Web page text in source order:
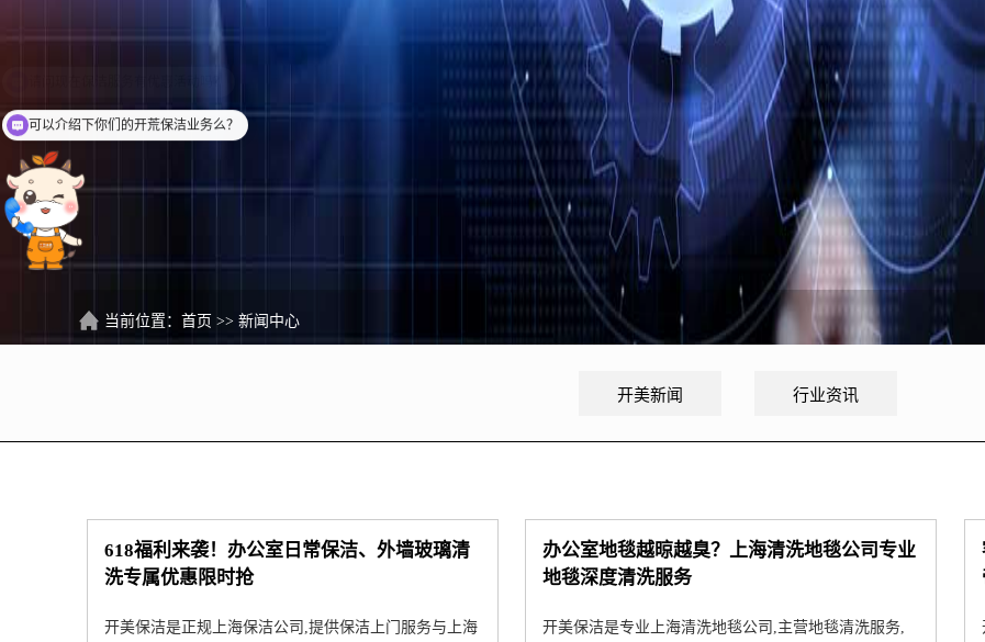
当前位置：首页 >>新闻中心
开美新闻 行业资讯
618福利来袭！办公室日常保洁、外墙玻璃清
洗专属优惠限时抢
开美保洁是正规上海保洁公司,提供保洁上门服务与上海
办公室地毯越晾越臭？上海清洗地毯公司专业
地毯深度清洗服务
开美保洁是专业上海清洗地毯公司,主营地毯清洗服务,
可以介绍下你们的开荒保洁业务么？